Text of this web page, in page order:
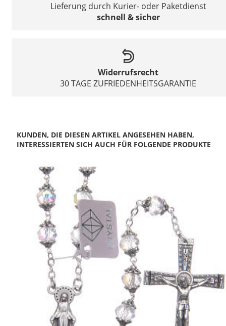
Lieferung durch Kurier- oder Paketdienst
schnell & sicher
Widerrufsrecht
30 TAGE ZUFRIEDENHEITSGARANTIE
KUNDEN, DIE DIESEN ARTIKEL ANGESEHEN HABEN,
INTERESSIERTEN SICH AUCH FÜR FOLGENDE PRODUKTE